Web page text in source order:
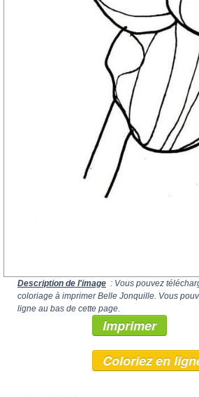
Description de l'image : Vous pouvez
coloriage à imprimer Belle Jonquille. Vous
ligne au bas de cette page.
Imprimer
Coloriez en